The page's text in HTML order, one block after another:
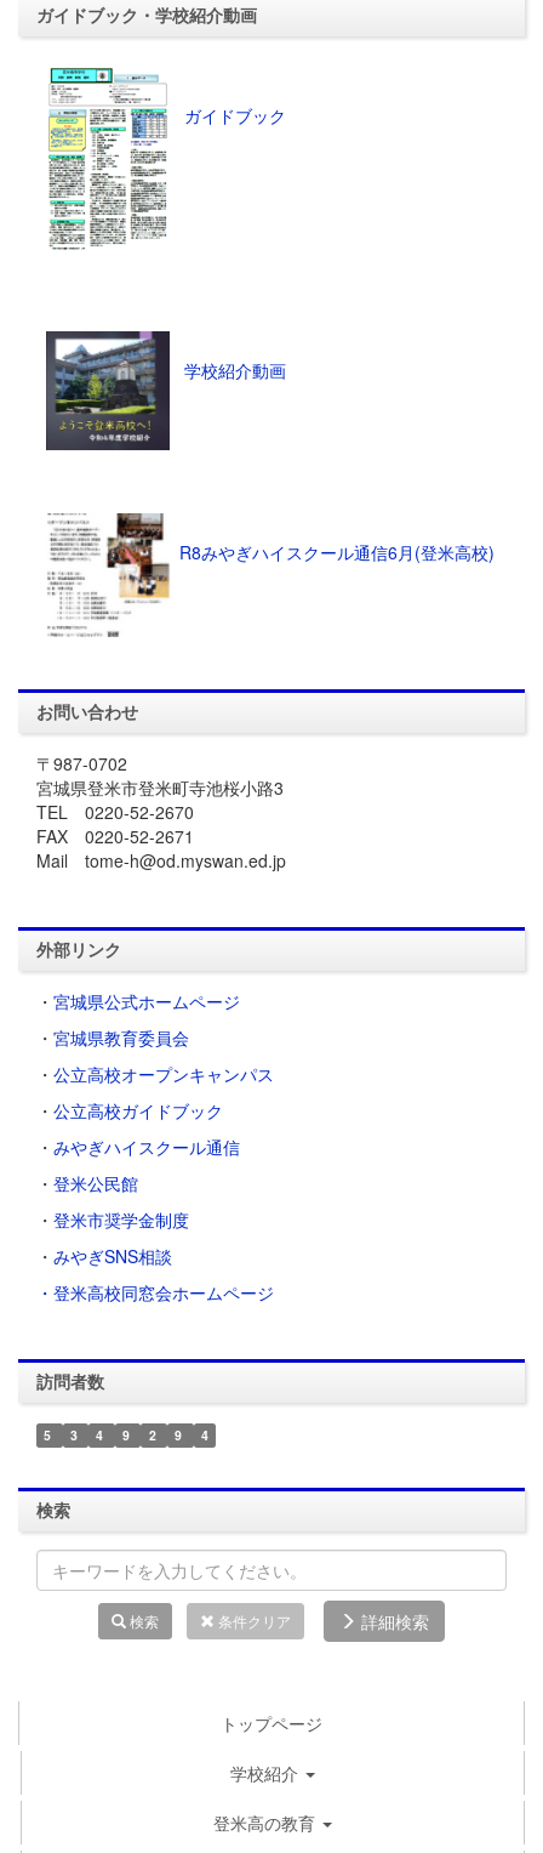
ガイドブック・学校紹介動画
ガイドブック
学校紹介動画
R8みやぎハイスクール通信6月(登米高校)
お問い合わせ
〒987-0702
宮城県登米市登米町寺池桜小路3
TEL 0220-52-2670
FAX 0220-52-2671
Mail tome-h@od.myswan.ed.jp
外部リンク
・ 宮城県公式ホームページ
・ 宮城県教育委員会
・ 公立高校オープンキャンパス
・ 公立高校ガイドブック
・ みやぎハイスクール通信
・ 登米公民館
・ 登米市奨学金制度
・ みやぎSNS相談
・登米高校同窓会ホームページ
訪問者数
5 3 4 9 2 9 4
検索
検索 条件クリア 詳細検索
トップページ
学校紹介
登米高の教育